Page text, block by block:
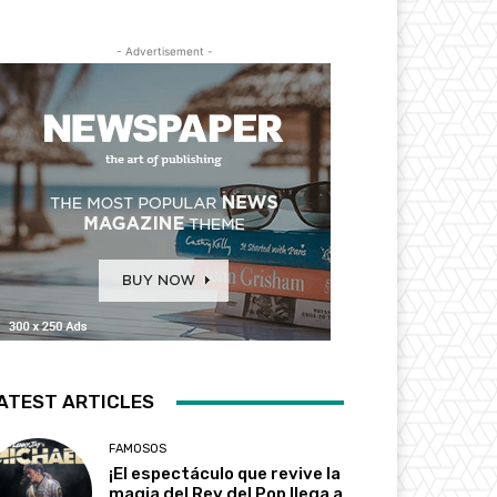
- Advertisement -
ARTICLES
FAMOSOS
¡El espectáculo que revive la